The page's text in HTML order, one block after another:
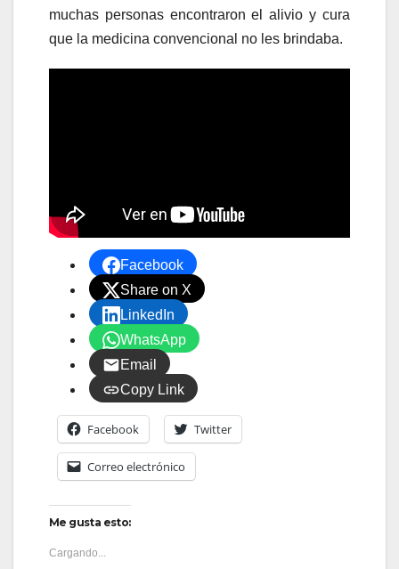
muchas personas encontraron el alivio y cura
que la medicina convencional no les brindaba.
Facebook
Share on X
LinkedIn
WhatsApp
Email
Copy Link
Facebook Twitter
Correo electrónico
Me gusta esto:
Cargando...